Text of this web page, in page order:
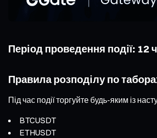
Період проведення події: 12
Правила розподілу по
Під час події торгуйте будь-яким із
BTCUSDT
ETHUSDT